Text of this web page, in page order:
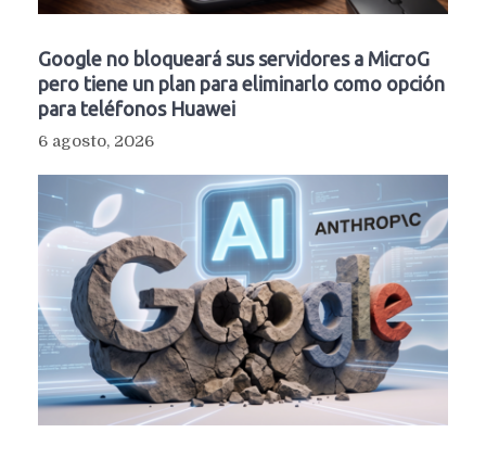
Google no bloqueará sus servidores a MicroG
pero tiene un plan para eliminarlo como opción
para teléfonos Huawei
6 agosto, 2026